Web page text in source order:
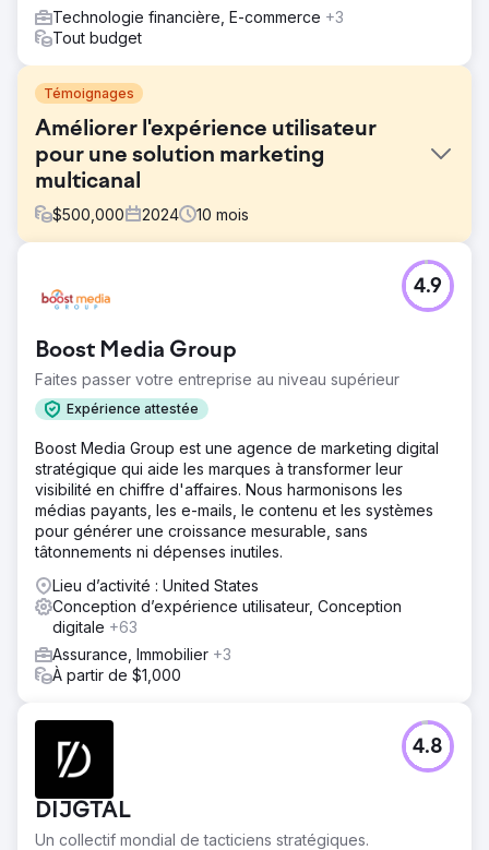
Technologie financière, E-commerce +3
Tout budget
Témoignages
Améliorer l'expérience utilisateur
pour une solution marketing
multicanal
$500,000 2024 10 mois
La plateforme de Listrak était devenue excessivement
complexe au cours des 20 dernières années, entraînant
incohérents. Avec 118 éléments de navigation et des outils
incohérents, les marketeurs peinaient à créer et gérer
efficacement des campagnes multicanaux. Listrak avait
besoin d'une refonte complète pour réduire les frictions,
intuitive à ses utilisateurs.
Solution
Neuron s'est associé à Listrak pour repenser sa
plateforme. Nous avons simplifié la navigation, la faisant
passer de 118 à 16 éléments, unifié la création de
campagnes sur tous les canaux et introduit un générateur
d'e-mails sans code, un outil d'automatisation intuitif et un
système de balisage dynamique. Ce travail s'est appuyé
sur une étude utilisateur réalisée à partir de 13 entretiens
approfondis, garantissant ainsi une refonte adaptée aux
besoins réels des utilisateurs dans les domaines du e-
La plateforme repensée a permis aux marketeurs de
lancer et de gérer leurs campagnes plus rapidement et
avec moins d'erreurs. Les utilisateurs ont gagné en
contrôle grâce à la personnalisation et aux outils de
personnalisation basés sur l'IA. L'efficacité a été
Boost Media Group
Faites passer votre entreprise au niveau supérieur
Expérience attestée
4.9
Boost Media Group est une agence de marketing digital
stratégique qui aide les marques à transformer leur
visibilité en chiffre d'affaires. Nous harmonisons les
médias payants, les e-mails, le contenu et les systèmes
pour générer une croissance mesurable, sans
tâtonnements ni dépenses inutiles.
Lieu d’activité : United States
Conception d’expérience utilisateur, Conception
digitale +63
Assurance, Immobilier +3
À partir de $1,000
DIJGTAL
Un collectif mondial de tacticiens stratégiques.
4.8